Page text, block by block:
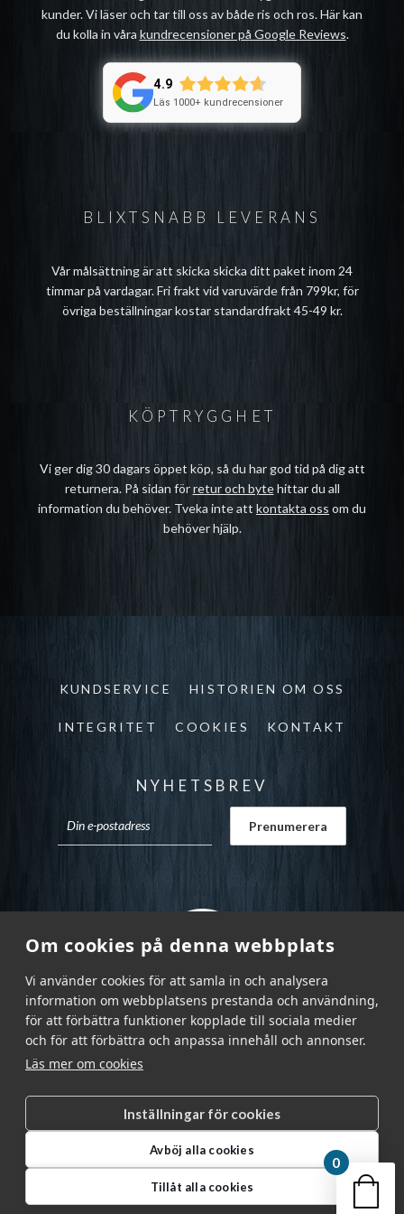
Om cookies på denna webbplats
Vi använder cookies för att samla in och analysera
information om webbplatsens prestanda och användning,
för att förbättra funktioner kopplade till sociala medier
och för att förbättra och anpassa innehåll och annonser.
Läs mer om cookies
Inställningar för cookies
Avböj alla cookies
Tillåt alla cookies
BLIXTSNABB LEVERANS
Vår målsättning är att skicka skicka ditt paket inom 24
timmar på vardagar. Fri frakt vid varuvärde från 799kr, för
övriga beställningar kostar standardfrakt 45-49 kr.
kunder. Vi läser och tar till oss av både ris och ros. Här kan
du kolla in våra kundrecensioner på Google Reviews.
4.9
Läs 1000+ kundrecensioner
KÖPTRYGGHET
Vi ger dig 30 dagars öppet köp, så du har god tid på dig att
returnera. På sidan förretur och bytehittar du all
information du behöver. Tveka inte att kontakta oss om du
behöver hjälp.
KUNDSERVICE HISTORIEN OM OSS
INTEGRITET COOKIES KONTAKT
NYHETSBREV
Garnr Sverige AB © 2026 |
info@garnr.se
|
031 - 92 94 92
Din
0